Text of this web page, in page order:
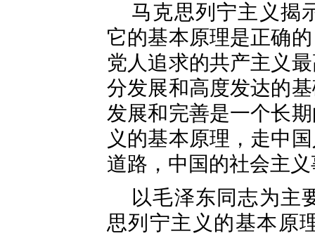
马克思列宁主义揭
它的基本原理是正确
党人追求的共产主义
分发展和高度发达的
发展和完善是一个长
义的基本原理，走中
道路，中国的社会主
以毛泽东同志为主
思列宁主义的基本原